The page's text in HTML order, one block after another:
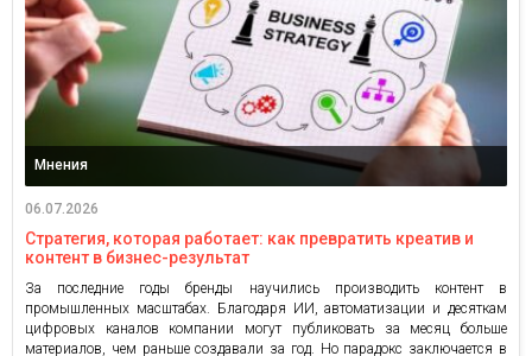
Мнения
06.07.2026
Стратегия, которая работает: как превратить креатив и
контент в бизнес-результат
За последние годы бренды научились производить контент в
промышленных масштабах. Благодаря ИИ, автоматизации и десяткам
цифровых каналов компании могут публиковать за месяц больше
материалов, чем раньше создавали за год. Но парадокс заключается в